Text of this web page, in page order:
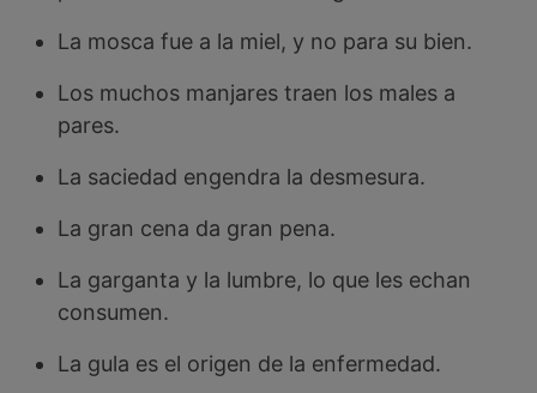
La mosca fue a la miel, y no para su bien.
Los muchos manjares traen los males a
pares.
La saciedad engendra la desmesura.
La gran cena da gran pena.
La garganta y la lumbre, lo que les echan
consumen.
La gula es el origen de la enfermedad.